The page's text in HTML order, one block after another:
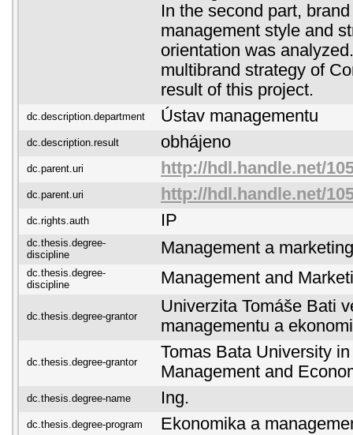
In the second part,
management style and
orientation was
multibrand strategy of
result of this project.
dc.description.department Ústav managementu
dc.description.result obhájeno
dc.parent.uri http://hdl.handle.net/
dc.parent.uri http://hdl.handle.net/
dc.rights.auth IP
dc.thesis.degree-
discipline
Management a marketing
dc.thesis.degree-
discipline
Management and
dc.thesis.degree-grantor
Univerzita Tomáše Bati
managementu a
dc.thesis.degree-grantor
Tomas Bata University
Management and
dc.thesis.degree-name Ing.
dc.thesis.degree-program Ekonomika a